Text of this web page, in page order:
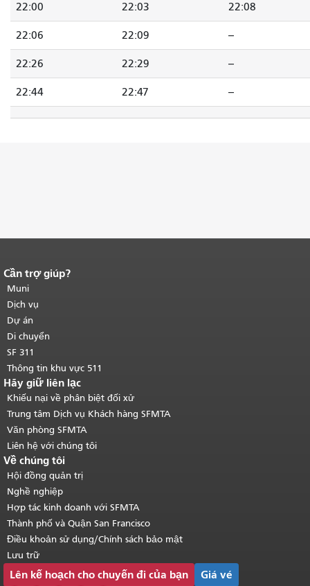
22:00 22:03 22:08
22:06 22:09 --
22:26 22:29 --
22:44 22:47 --
Kết thúc nội dung trang.
của trang này được lặp lại trên mọi
trang.Quay lại đầu trang nội dung
chính.
Cần trợ giúp?
Muni
Dịch vụ
Dự án
Di chuyển
SF 311
Thông tin khu vực 511
Hãy giữ liên lạc
Khiếu nại về phân biệt đối xử
Trung tâm Dịch vụ Khách hàng SFMTA
Văn phòng SFMTA
Liên hệ với chúng tôi
Về chúng tôi
Hội đồng quản trị
Nghề nghiệp
Hợp tác kinh doanh với SFMTA
Thành phố và Quận San Francisco
Điều khoản sử dụng/Chính sách bảo mật
Lưu trữ
Lên kế hoạch cho chuyến đi của bạn Giá vé